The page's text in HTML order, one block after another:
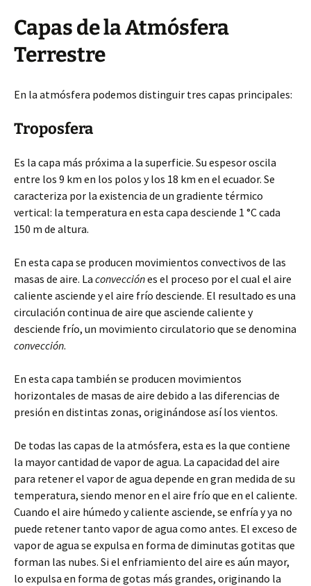
Capas de la Atmósfera
Terrestre
En la atmósfera podemos distinguir tres capas principales:
Troposfera
Es la capa más próxima a la superficie. Su espesor oscila
entre los 9 km en los polos y los 18 km en el ecuador. Se
caracteriza por la existencia de un gradiente térmico
vertical: la temperatura en esta capa desciende 1 °C cada
150 m de altura.
En esta capa se producen movimientos convectivos de las
masas de aire. La convecciónes el proceso por el cual el aire
caliente asciende y el aire frío desciende. El resultado es una
circulación continua de aire que asciende caliente y
desciende frío, un movimiento circulatorio que se denomina
convección.
En esta capa también se producen movimientos
horizontales de masas de aire debido a las diferencias de
presión en distintas zonas, originándose así los vientos.
De todas las capas de la atmósfera, esta es la que contiene
la mayor cantidad de vapor de agua. La capacidad del aire
para retener el vapor de agua depende en gran medida de su
temperatura, siendo menor en el aire frío que en el caliente.
Cuando el aire húmedo y caliente asciende, se enfría y ya no
puede retener tanto vapor de agua como antes. El exceso de
vapor de agua se expulsa en forma de diminutas gotitas que
forman las nubes. Si el enfriamiento del aire es aún mayor,
lo expulsa en forma de gotas más grandes, originando la